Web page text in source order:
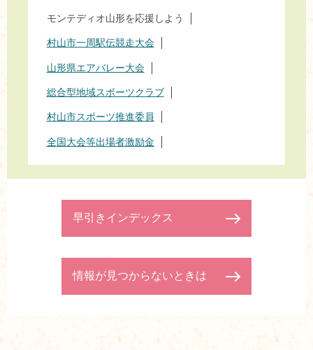
モンテディオ山形を応援しよう
村山市一周駅伝競走大会
山形県エアバレー大会
総合型地域スポーツクラブ
村山市スポーツ推進委員
全国大会等出場者激励金
早引きインデックス
情報が見つからないときは